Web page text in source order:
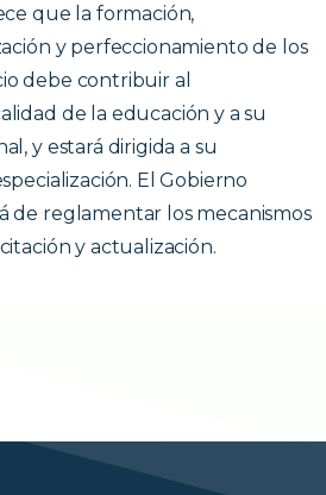
que la formación,
y perfeccionamiento de los
debe contribuir al
de la educación y a su
y estará dirigida a su
El Gobierno
de reglamentar los mecanismos
y actualización.